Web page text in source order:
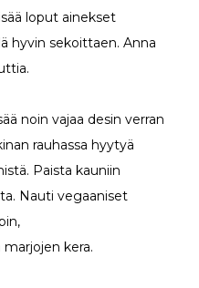
loput ainekset
hyvin sekoittaen. Anna
noin vajaa desin verran
rauhassa hyytyä
Paista kauniin
Nauti vegaaniset
kera.